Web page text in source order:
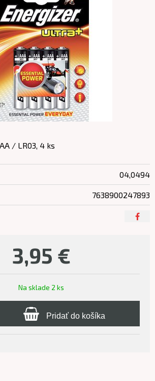
3,95 €
Na sklade 2 ks
Pridať do košíka
/ LR03, 4 ks
04,0494
7638900247893